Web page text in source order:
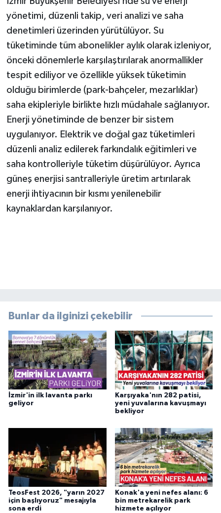
yönetimi, düzenli takip, veri analizi ve saha
denetimleri üzerinden yürütülüyor. Su
tüketiminde tüm abonelikler aylık olarak izleniyor,
önceki dönemlerle karşılaştırılarak anormallikler
tespit ediliyor ve özellikle yüksek tüketimin
olduğu birimlerde (park-bahçeler, mezarlıklar)
saha ekipleriyle birlikte hızlı müdahale sağlanıyor.
Enerji yönetiminde de benzer bir sistem
uygulanıyor. Elektrik ve doğal gaz tüketimleri
düzenli analiz edilerek farkındalık eğitimleri ve
saha kontrolleriyle tüketim düşürülüyor. Ayrıca
güneş enerjisi santralleriyle üretim artırılarak
enerji ihtiyacının bir kısmı yenilenebilir
kaynaklardan karşılanıyor.
Bunlar da ilginizi çekebilir
İzmir'in ilk lavanta parkı
geliyor
Karşıyaka'nın 282 patisi,
yeni yuvalarına kavuşmayı
bekliyor
TeosFest 2026, "yarın 2027
için başlıyoruz" mesajıyla
sona erdi
Konak'a yeni nefes alanı: 6
bin metrekarelik park
hizmete açılıyor